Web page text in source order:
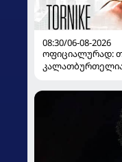
08:30/06-08-2026
ოფიციალურად: